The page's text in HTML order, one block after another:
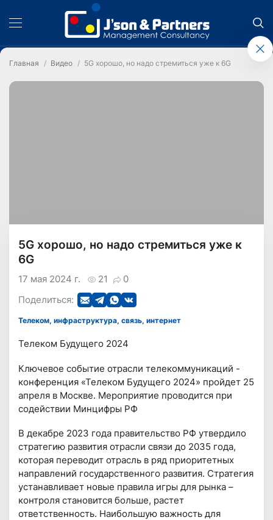
Главная Видео 5G хорошо, но надо стремиться уже к 6G
5G хорошо, но надо стремиться уже к
6G
21 0
17 мая 2024 г.
Поделиться:
Телеком, инфраструктура, связь, интернет
Телеком Будущего 2024
Ключевое событие отрасли телекоммуникаций -
конференция «Телеком Будущего 2024» пройдет 25
апреля в Москве. Мероприятие проводится при
содействии Минцифры РФ
В декабре 2023 года правительство РФ утвердило
стратегию развития отрасли связи до 2035 года,
которая переводит отрасль в ряд приоритетных
направлений государственного развития. Стратегия
устанавливает новые правила игры для рынка –
контроля становится больше, растет
ответственность. Наибольшую важность для